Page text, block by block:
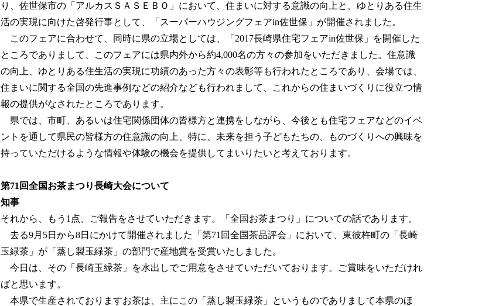
り、佐世保市の「アルカスＳＡＳＥＢＯ」において、住まいに対する意識の向上と、ゆとりある住生
活の実現に向けた啓発行事として、「スーパーハウジングフェアin佐世保」が開催されました。
このフェアに合わせて、同時に県の立場としては、「2017長崎県住宅フェアin佐世保」を開催した
ところでありまして、このフェアには県内外から約4,000名の方々の参加をいただきました。住意識
の向上、ゆとりある住生活の実現に功績のあった方々の表彰等も行われたところであり、会場では、
住まいに関する全国の先進事例などの紹介なども行われまして、これからの住まいづくりに役立つ情
報の提供がなされたところであります。
県では、市町、あるいは住宅関係団体の皆様方と連携をしながら、今後とも住宅フェアなどのイベ
ントを通して県民の皆様方の住意識の向上、特に、未来を担う子どもたちの、ものづくりへの興味を
持っていただけるような情報や体験の機会を提供してまいりたいと考えております。
第71回全国お茶まつり長崎大会について
知事
それから、もう1点、ご報告をさせていただきます。「全国お茶まつり」についての話であります。
去る9月5日から8日にかけて開催されました「第71回全国茶品評会」において、東彼杵町の「長崎
玉緑茶」が「蒸し製玉緑茶」の部門で産地賞を受賞いたしました。
今日は、その「長崎玉緑茶」を水出しでご用意をさせていただいております。ご賞味をいただけれ
ばと思います。
本県で生産されておりますお茶は、主にこの「蒸し製玉緑茶」というものでありまして本県のほ